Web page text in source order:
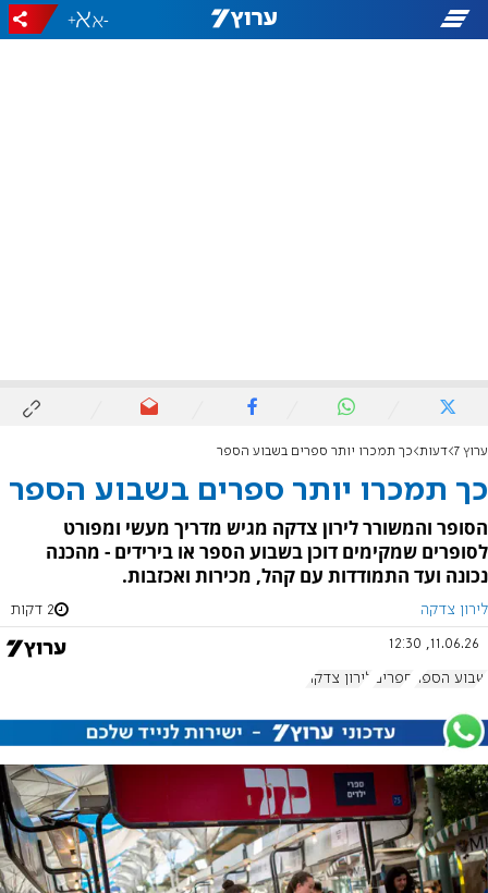
-
+
ערוץ 7 דעות כך תמכרו יותר ספרים בשבוע הספר
כך תמכרו יותר ספרים בשבוע הספר
הסופר והמשורר לירון צדקה מגיש מדריך מעשי ומפורט
לסופרים שמקימים דוכן בשבוע הספר או בירידים - מהכנה
נכונה ועד התמודדות עם קהל, מכירות ואכזבות.
לירון צדקה 2 דקות
11.06.26, 12:30
שבוע הספר ספרים לירון צדקה